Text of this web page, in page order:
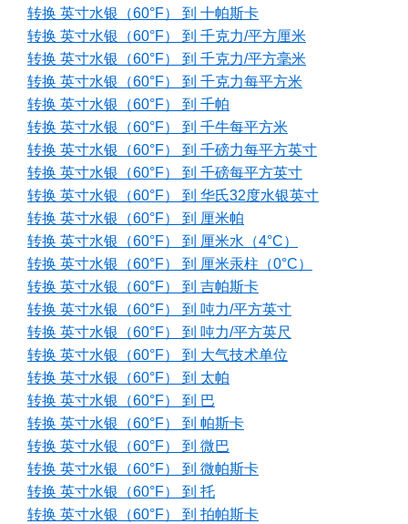
转换 英寸水银（60°F） 到 十帕斯卡
转换 英寸水银（60°F） 到 千克力/平方厘米
转换 英寸水银（60°F） 到 千克力/平方毫米
转换 英寸水银（60°F） 到 千克力每平方米
转换 英寸水银（60°F） 到 千帕
转换 英寸水银（60°F） 到 千牛每平方米
转换 英寸水银（60°F） 到 千磅力每平方英寸
转换 英寸水银（60°F） 到 千磅每平方英寸
转换 英寸水银（60°F） 到 华氏32度水银英寸
转换 英寸水银（60°F） 到 厘米帕
转换 英寸水银（60°F） 到 厘米水（4°C）
转换 英寸水银（60°F） 到 厘米汞柱（0°C）
转换 英寸水银（60°F） 到 吉帕斯卡
转换 英寸水银（60°F） 到 吨力/平方英寸
转换 英寸水银（60°F） 到 吨力/平方英尺
转换 英寸水银（60°F） 到 大气技术单位
转换 英寸水银（60°F） 到 太帕
转换 英寸水银（60°F） 到 巴
转换 英寸水银（60°F） 到 帕斯卡
转换 英寸水银（60°F） 到 微巴
转换 英寸水银（60°F） 到 微帕斯卡
转换 英寸水银（60°F） 到 托
转换 英寸水银（60°F） 到 拍帕斯卡